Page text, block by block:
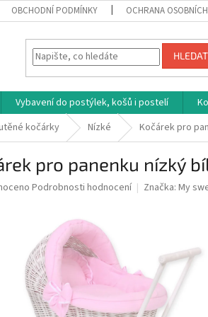
OBCHODNÍ PODMÍNKY OCHRANA
HLEDAT
Vybavení do postýlek, košů i postelí
kočárky Nízké Kočárek pro
pro panenku nízký
Podrobnosti hodnocení Značka: My